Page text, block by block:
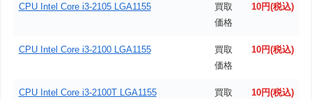
CPU Intel Core i3-2105 LGA1155
買取
価格
10円(税込)
CPU Intel Core i3-2100 LGA1155
買取
価格
10円(税込)
CPU Intel Core i3-2100T LGA1155
買取
10円(税込)